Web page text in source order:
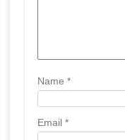
Name *
Email *